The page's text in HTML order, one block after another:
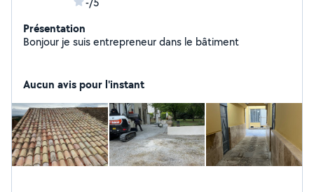
Présentation
Bonjour je suis entrepreneur dans le bâtiment
Aucun avis pour l'instant